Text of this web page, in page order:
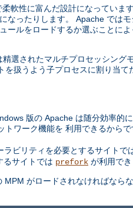
軟性に富んだ設計になっていま
なったりします。 Apache では
ールをロードするか選ぶことに
選されたマルチプロセッシング
扱うよう子プロセスに割り当て
版の Apache は随分効率的
ワーク機能を 利用できるから
ビリティを必要とするサイトで
るサイトでは prefork が利用でき
がロードされなければなら